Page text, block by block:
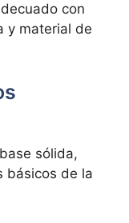
con
y material de
sólida,
básicos de la